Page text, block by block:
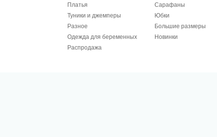
Платья
Сарафаны
Туники и джемперы
Юбки
Разное
Большие размеры
Одежда для беременных
Новинки
Распродажа